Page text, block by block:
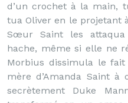
d’un crochet à la main,
tua Oliver en le projetant
Sœur Saint les attaqua
hache, même si elle ne
Morbius dissimula le
mère d’Amanda Saint à
secrètement Duke